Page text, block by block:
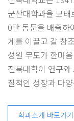
군산대학과을 모
0만 동문을 배출하
계를 이끌고 갈 창
성원 무도가 한마
전북대학이 연구
질적인 성장과 다
학과소개 바로가기